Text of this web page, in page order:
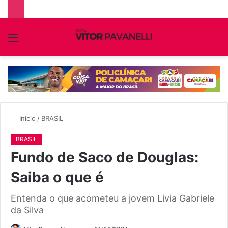
Menu
Início / BRASIL
BRASIL
Fundo de Saco de Douglas:
Saiba o que é
Entenda o que acometeu a jovem Livia Gabriele
da Silva